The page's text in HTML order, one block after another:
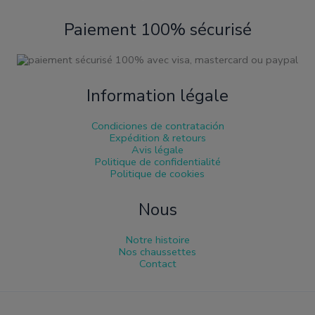
Paiement 100% sécurisé
Information légale
Condiciones de contratación
Expédition & retours
Avis légale
Politique de confidentialité
Politique de cookies
Nous
Notre histoire
Nos chaussettes
Contact